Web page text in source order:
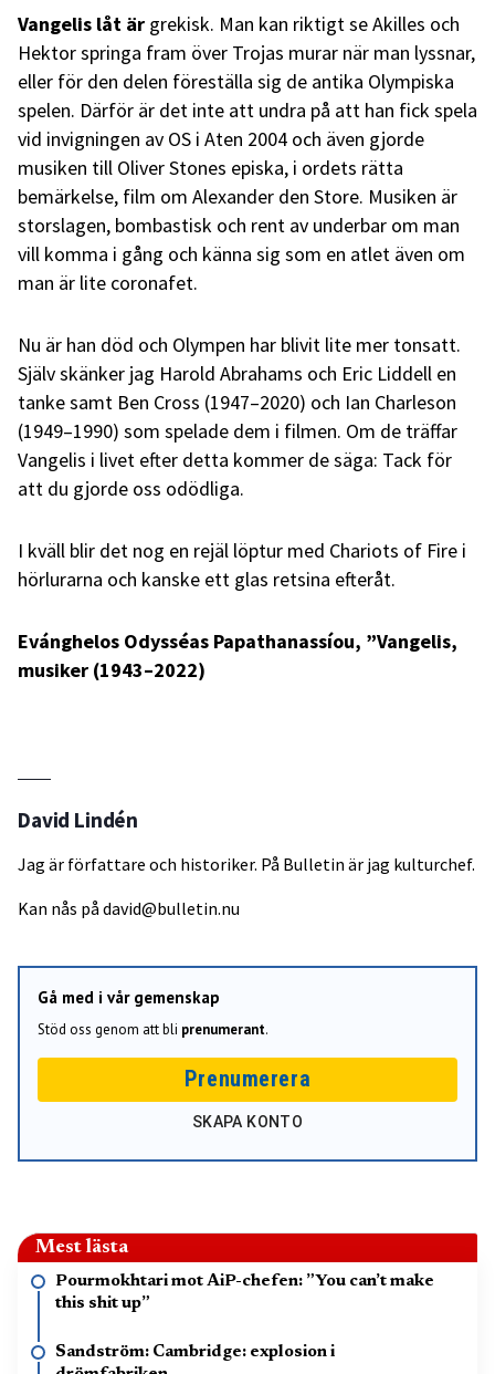
Vangelis låt är grekisk. Man kan riktigt se Akilles och
Hektor springa fram över Trojas murar när man lyssnar,
eller för den delen föreställa sig de antika Olympiska
spelen. Därför är det inte att undra på att han fick spela
vid invigningen av OS i Aten 2004 och även gjorde
musiken till Oliver Stones episka, i ordets rätta
bemärkelse, film om Alexander den Store. Musiken är
storslagen, bombastisk och rent av underbar om man
vill komma i gång och känna sig som en atlet även om
man är lite coronafet.
Nu är han död och Olympen har blivit lite mer tonsatt.
Själv skänker jag Harold Abrahams och Eric Liddell en
tanke samt Ben Cross (1947–2020) och Ian Charleson
(1949–1990) som spelade dem i filmen. Om de träffar
Vangelis i livet efter detta kommer de säga: Tack för
att du gjorde oss odödliga.
I kväll blir det nog en rejäl löptur med Chariots of Fire i
hörlurarna och kanske ett glas retsina efteråt.
Evánghelos Odysséas Papathanassíou, ”Vangelis,
musiker (1943–2022)
David Lindén
Jag är författare och historiker. På Bulletin är jag kulturchef.
Kan nås på david@bulletin.nu
Gå med i vår gemenskap
Stöd oss genom att bli prenumerant.
Prenumerera
SKAPA KONTO
Mest lästa
Pourmokhtari mot AiP-chefen: ”You can’t make
this shit up”
Sandström: Cambridge: explosion i